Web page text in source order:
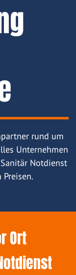
rund um
Unternehmen
Notdienst
Ort